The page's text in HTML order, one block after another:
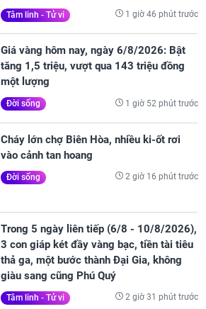
Tâm linh - Tử vi 1 giờ 46 phút trước
Giá vàng hôm nay, ngày 6/8/2026: Bật
tăng 1,5 triệu, vượt qua 143 triệu đồng
một lượng
Đời sống 1 giờ 52 phút trước
Cháy lớn chợ Biên Hòa, nhiều ki-ốt rơi
vào cảnh tan hoang
Đời sống 2 giờ 16 phút trước
Trong 5 ngày liên tiếp (6/8 - 10/8/2026),
3 con giáp két đầy vàng bạc, tiền tài tiêu
thả ga, một bước thành Đại Gia, không
giàu sang cũng Phú Quý
Tâm linh - Tử vi 2 giờ 31 phút trước